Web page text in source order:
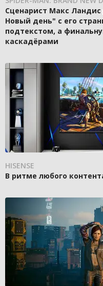
Сценарист Макс
Новый день" с его
подтекстом, а
каскадёрами
HISENSE
В ритме любого